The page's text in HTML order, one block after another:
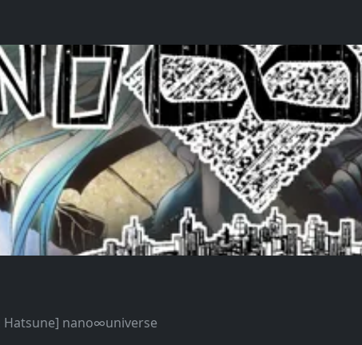
Hatsune] nano∞universe